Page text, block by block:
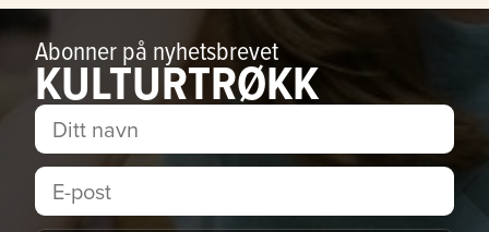
Abonner på nyhetsbrevet
KULTURTRØKK